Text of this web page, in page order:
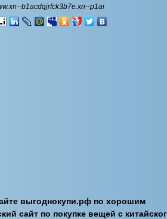
b1acdqjrfck3b7e.xn--p1ai
выгоднокупи.рф по хорошим
сайт по покупке вещей с